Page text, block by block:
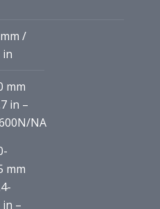
/
in
mm
in –
NA
mm
in –